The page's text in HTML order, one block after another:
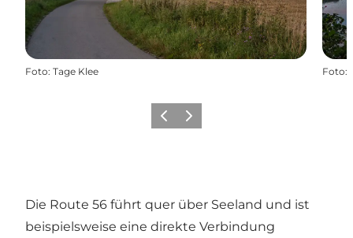
Foto: Tage Klee Foto:
ZurückWeiter
Die Route 56 führt quer über Seeland und ist
beispielsweise eine direkte Verbindung